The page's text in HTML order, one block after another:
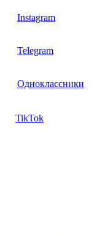
Instagram
Telegram
Одноклассники
TikTok